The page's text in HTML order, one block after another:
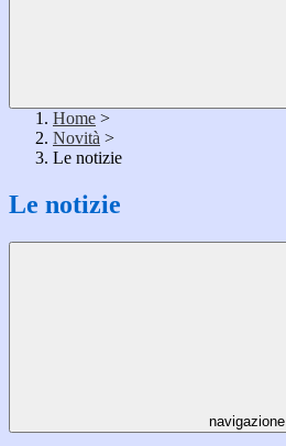
Home >
Novità >
Le notizie
Le notizie
navigazione